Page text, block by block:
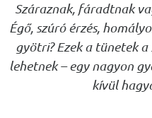
Száraznak, fáradtnak
Égő, szúró érzés,
gyötri? Ezek a tünetek a
lehetnek – egy nagyon
kívül